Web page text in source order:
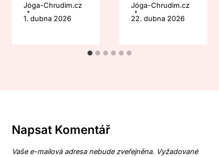
Jóga-Chrudim.cz
1. dubna 2026
Jóga-Chrudim.cz
22. dubna 2026
Napsat Komentář
Vaše e-mailová adresa nebude zveřejněna. Vyžadované